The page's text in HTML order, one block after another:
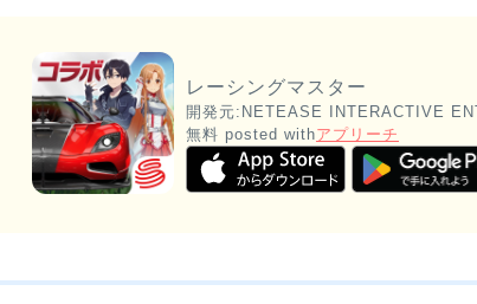
レーシングマスター
開発元: NETEASE INTERACTIVE
無料 posted withアプリーチ